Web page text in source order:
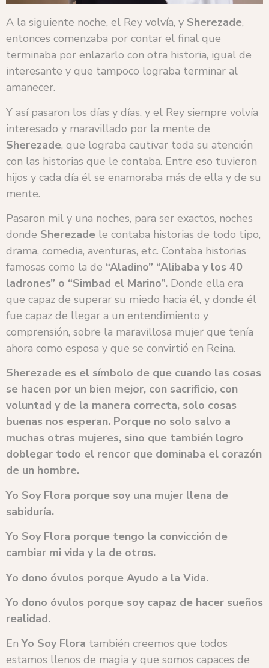
A la siguiente noche, el Rey volvía, y Sherezade,
entonces comenzaba por contar el final que
terminaba por enlazarlo con otra historia, igual de
interesante y que tampoco lograba terminar al
amanecer.
Y así pasaron los días y días, y el Rey siempre volvía
interesado y maravillado por la mente de
Sherezade, que lograba cautivar toda su atención
con las historias que le contaba. Entre eso tuvieron
hijos y cada día él se enamoraba más de ella y de su
mente.
Pasaron mil y una noches, para ser exactos, noches
donde Sherezade le contaba historias de todo tipo,
drama, comedia, aventuras, etc. Contaba historias
famosas como la de “Aladino” “Alibaba y los 40
ladrones” o “Simbad el Marino”. Donde ella era
que capaz de superar su miedo hacia él, y donde él
fue capaz de llegar a un entendimiento y
comprensión, sobre la maravillosa mujer que tenía
ahora como esposa y que se convirtió en Reina.
Sherezade es el símbolo de que cuando las cosas
se hacen por un bien mejor, con sacrificio, con
voluntad y de la manera correcta, solo cosas
buenas nos esperan. Porque no solo salvo a
muchas otras mujeres, sino que también logro
doblegar todo el rencor que dominaba el corazón
de un hombre.
Yo Soy Flora porque soy una mujer llena de
sabiduría.
Yo Soy Flora porque tengo la convicción de
cambiar mi vida y la de otros.
Yo dono óvulos porque Ayudo a la Vida.
Yo dono óvulos porque soy capaz de hacer sueños
realidad.
EnYo Soy Flora también creemos que todos
estamos llenos de magia y que somos capaces de